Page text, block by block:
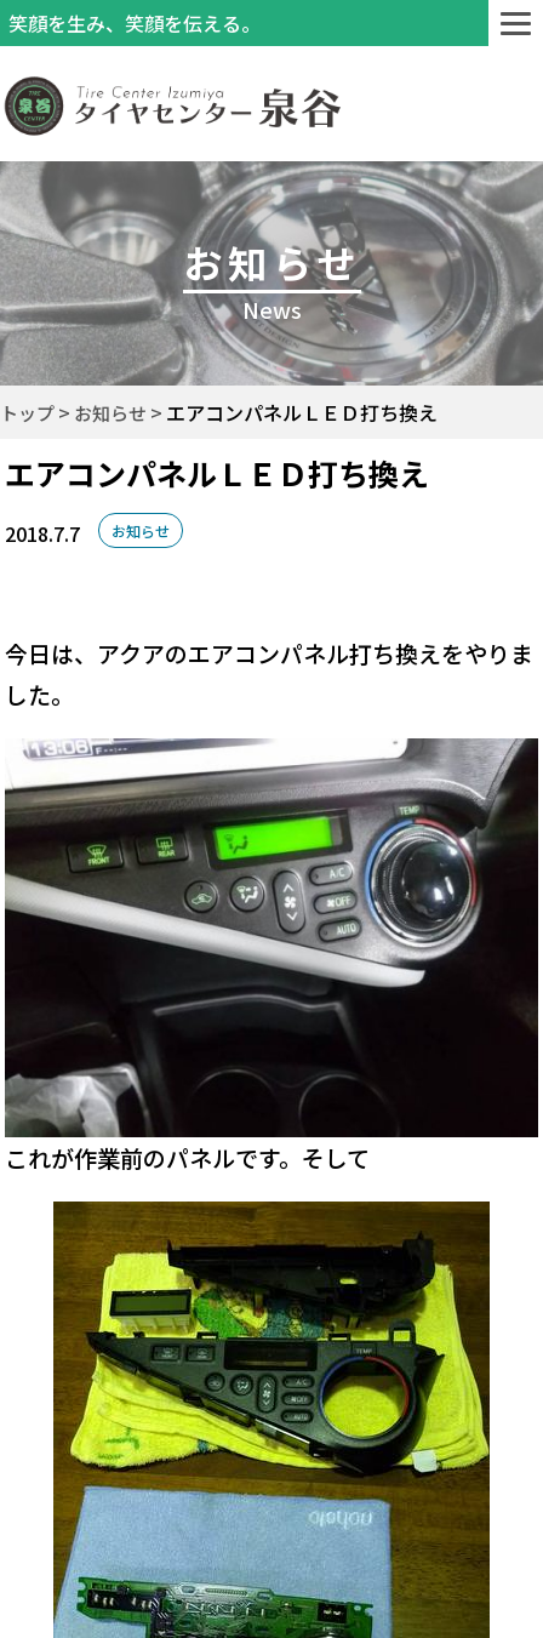
笑顔を生み、笑顔を伝える。
お知らせ
News
トップ お知らせ エアコンパネルＬＥＤ打ち換え
エアコンパネルＬＥＤ打ち換え
2018.7.7 お知らせ
今日は、アクアのエアコンパネル打ち換えをやりま
した。
これが作業前のパネルです。そして